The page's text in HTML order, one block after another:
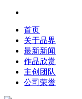
首页
关于品界
最新新闻
作品欣赏
主创团队
公司荣誉